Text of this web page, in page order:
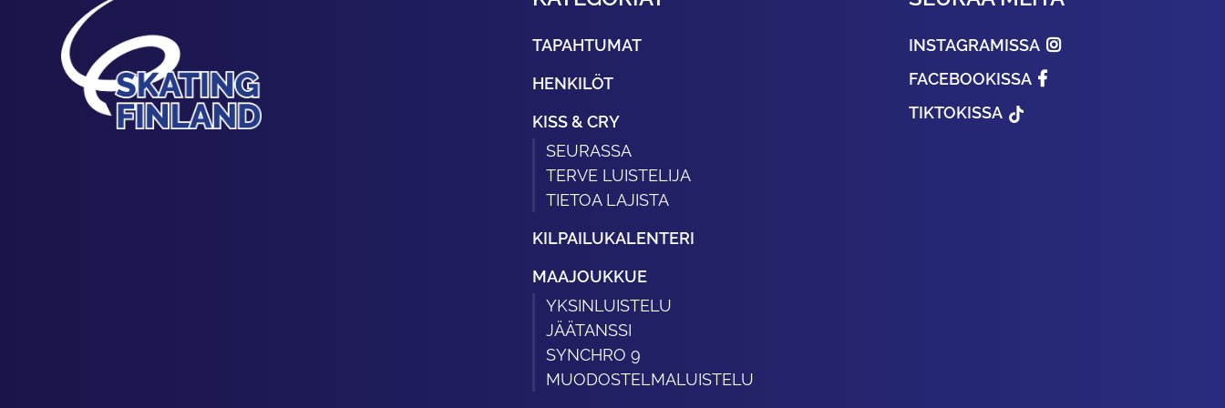
TAPAHTUMAT
HENKILÖT
KISS & CRY
SEURASSA
TERVE LUISTELIJA
TIETOA LAJISTA
KILPAILUKALENTERI
MAAJOUKKUE
YKSINLUISTELU
JÄÄTANSSI
SYNCHRO 9
MUODOSTELMALUISTELU
INSTAGRAMISSA
FACEBOOKISSA
TIKTOKISSA